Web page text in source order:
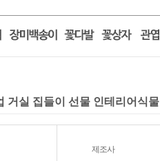
거실 집들이 선물 인테리어식물
제조사